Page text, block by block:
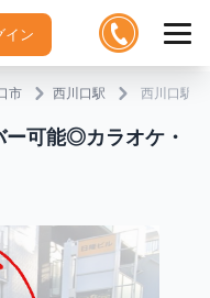
イン
市 西川口駅 西川口駅
可能◎カラオケ・